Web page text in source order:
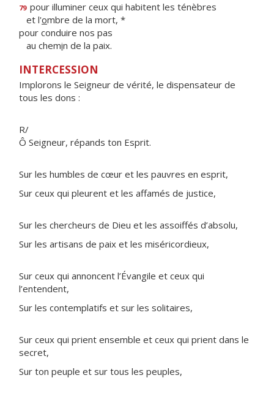
79 pour illuminer ceux qui habitent les ténèbres
et l'ombre de la mort, *
pour conduire nos pas
au chemin de la paix.
INTERCESSION
Implorons le Seigneur de vérité, le dispensateur de
tous les dons :
R/
Ô Seigneur, répands ton Esprit.
Sur les humbles de cœur et les pauvres en esprit,
Sur ceux qui pleurent et les affamés de justice,
Sur les chercheurs de Dieu et les assoiffés d’absolu,
Sur les artisans de paix et les miséricordieux,
Sur ceux qui annoncent l’Évangile et ceux qui
l’entendent,
Sur les contemplatifs et sur les solitaires,
Sur ceux qui prient ensemble et ceux qui prient dans le
secret,
Sur ton peuple et sur tous les peuples,